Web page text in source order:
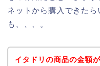
ネットから購入できた
も、、、。
イタドリの商品の金額